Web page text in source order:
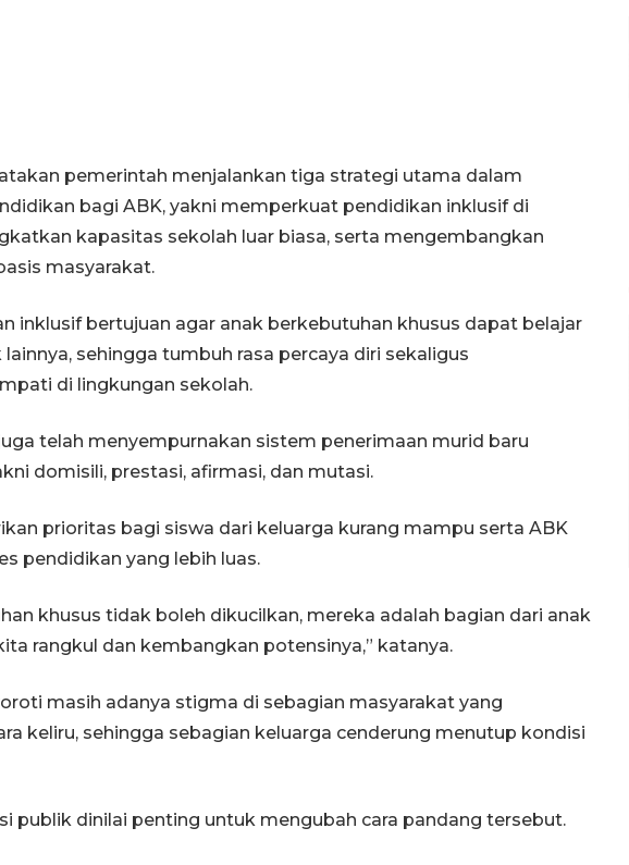
pemerintah menjalankan tiga strategi utama dalam
bagi ABK, yakni memperkuat pendidikan inklusif di
kapasitas sekolah luar biasa, serta mengembangkan
masyarakat.
inklusif bertujuan agar anak berkebutuhan khusus dapat belajar
sehingga tumbuh rasa percaya diri sekaligus
di lingkungan sekolah.
telah menyempurnakan sistem penerimaan murid baru
domisili, prestasi, afirmasi, dan mutasi.
prioritas bagi siswa dari keluarga kurang mampu serta ABK
pendidikan yang lebih luas.
khusus tidak boleh dikucilkan, mereka adalah bagian dari anak
rangkul dan kembangkan potensinya,” katanya.
masih adanya stigma di sebagian masyarakat yang
keliru, sehingga sebagian keluarga cenderung menutup kondisi
publik dinilai penting untuk mengubah cara pandang tersebut.
Kemarau memuncak, air
Waduk Delingan Karanganyar
27 July 2026 20:07 WIB